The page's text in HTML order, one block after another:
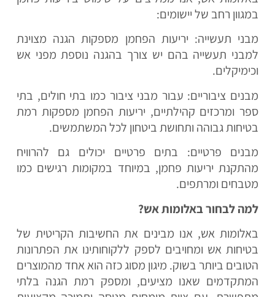
במגוון רחב של יישומים:
מבני תעשייה: יריעות הפחמן מספקות הגנה מצוינת
למבני תעשייה בהם יש צורך בהגנה נוספת מפני אש
וכימיקלים.
מבנים ציבוריים: עבור מבני ציבור כמו בתי חולים, בתי
ספר ומרכזים קהילתיים, יריעות הפחמן מספקות רמת
בטיחות גבוהה ותחושת ביטחון לכל המשתמשים.
מבנים פרטיים: בתים פרטיים יכולים גם להרוויח
מהתקנת יריעות פחמן, במיוחד במקומות רגישים כמו
מטבחים ומרתפים.
למה לבחור באלומות אש?
באלומות אש, אנו מבינים את החשיבות הקריטית של
בטיחות אש ומחויבים לספק ללקוחותינו את הפתרונות
הטובים ביותר בשוק. מיגון מסוג כזה הוא אחד מהמוצרים
המתקדמים שאנו מציעים, ומספק רמת הגנה בלתי